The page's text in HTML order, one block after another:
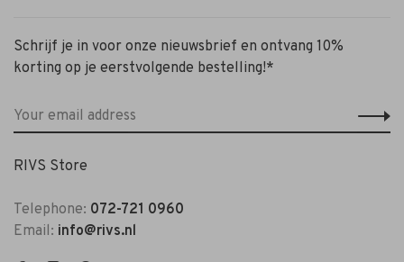
Schrijf je in voor onze nieuwsbrief en ontvang 10%
korting op je eerstvolgende bestelling!*
RIVS Store
Telephone: 072-721 0960
Email: info@rivs.nl